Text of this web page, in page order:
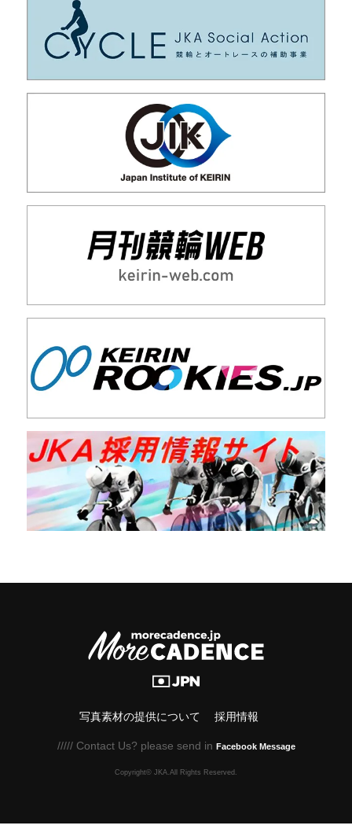
写真素材の提供について 採用情報
///// Contact Us? please send in Facebook Message
Copyright© JKA.All Rights Reserved.